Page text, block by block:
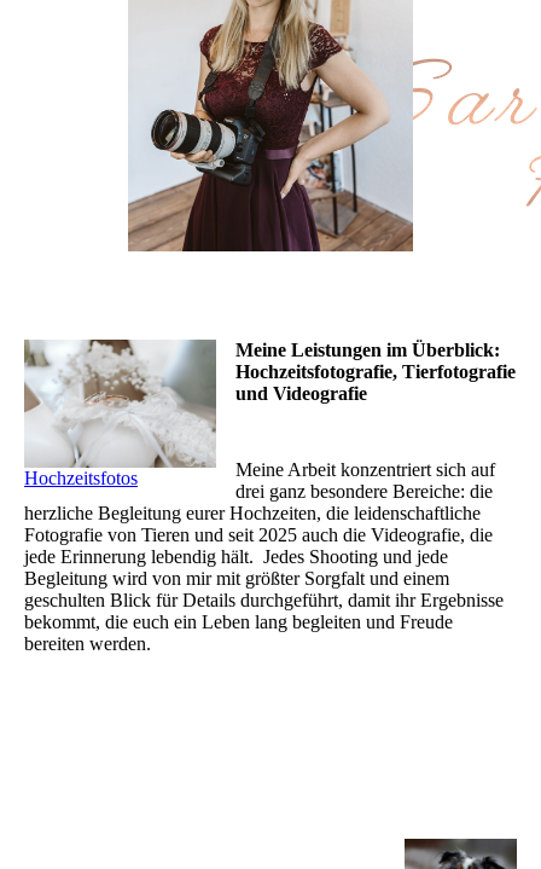
Hochzeitsfotos
Meine Leistungen im Überblick:
Hochzeitsfotografie, Tierfotografie
und Videografie
Meine Arbeit konzentriert sich auf
drei ganz besondere Bereiche: die
herzliche Begleitung eurer Hochzeiten, die leidenschaftliche
Fotografie von Tieren und seit 2025 auch die Videografie, die
jede Erinnerung lebendig hält. Jedes Shooting und jede
Begleitung wird von mir mit größter Sorgfalt und einem
geschulten Blick für Details durchgeführt, damit ihr Ergebnisse
bekommt, die euch ein Leben lang begleiten und Freude
bereiten werden.